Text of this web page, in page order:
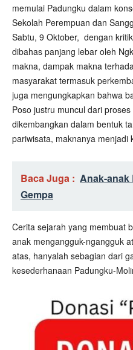
memulai Padungku dalam
Sekolah Perempuan dan
Sabtu, 9 Oktober, dengan
dibahas panjang lebar oleh
makna, dampak makna
masyarakat termasuk
juga mengungkapkan bahwa
Poso justru muncul dari
dikembangkan dalam bentuk
pariwisata, maknanya menjadi
Baca Juga : Anak-anak
Gempa
Cerita sejarah yang membuat
anak mengangguk-ngangguk
atas, hanyalah sebagian dari
kesederhanaan Padungku-